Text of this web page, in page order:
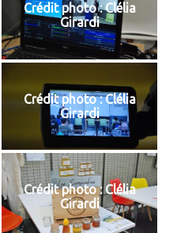
Crédit photo : Clélia
Girardi
Crédit photo : Clélia
Girardi
Crédit photo : Clélia
Girardi